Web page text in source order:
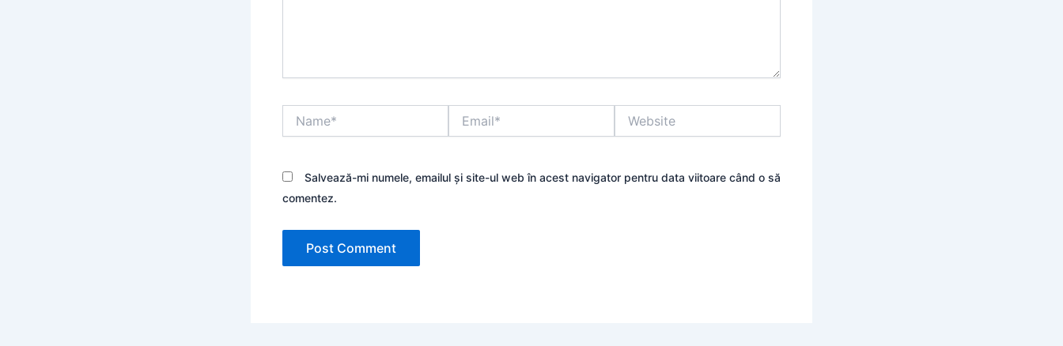
Salvează-mi numele, emailul și site-ul web în acest navigator pentru data viitoare când o să
comentez.